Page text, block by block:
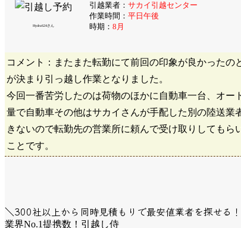
Hydra624さん
引越業者： サカイ引越センター
作業時間： 平日午後
時期： 8月
コメント：またまた転勤にて前回の印象が良かった
が決まり引っ越し作業となりました。
今回一番苦労したのは荷物のほかに自動車一台、オ
量で自動車その他はサカイさんが手配した別の陸送
きないので転勤先の営業所に頼んで受け取りしても
ことです。
＼300社以上から同時見積もりで最安値業者を探せる
業界No.1提携数！引越し侍